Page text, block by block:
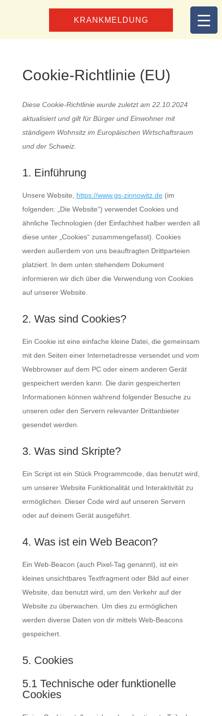
KRANKMELDUNG
Cookie-Richtlinie (EU)
Diese Cookie-Richtlinie wurde zuletzt am 22.10.2024
aktualisiert und gilt für Bürger und Einwohner mit
ständigem Wohnsitz im Europäischen Wirtschaftsraum
und der Schweiz.
1. Einführung
Unsere Website, https://www.gs-zinnowitz.de(im
folgenden: „Die Website“) verwendet Cookies und
ähnliche Technologien (der Einfachheit halber werden all
diese unter „Cookies“ zusammengefasst). Cookies
werden außerdem von uns beauftragten Drittparteien
platziert. In dem unten stehendem Dokument
informieren wir dich über die Verwendung von Cookies
auf unserer Website.
2. Was sind Cookies?
Ein Cookie ist eine einfache kleine Datei, die gemeinsam
mit den Seiten einer Internetadresse versendet und vom
Webbrowser auf dem PC oder einem anderen Gerät
gespeichert werden kann. Die darin gespeicherten
Informationen können während folgender Besuche zu
unseren oder den Servern relevanter Drittanbieter
gesendet werden.
3. Was sind Skripte?
Ein Script ist ein Stück Programmcode, das benutzt wird,
um unserer Website Funktionalität und Interaktivität zu
ermöglichen. Dieser Code wird auf unseren Servern
oder auf deinem Gerät ausgeführt.
4. Was ist ein Web Beacon?
Ein Web-Beacon (auch Pixel-Tag genannt), ist ein
kleines unsichtbares Textfragment oder Bild auf einer
Website, das benutzt wird, um den Verkehr auf der
Website zu überwachen. Um dies zu ermöglichen
werden diverse Daten von dir mittels Web-Beacons
gespeichert.
5. Cookies
5.1 Technische oder funktionelle
Cookies